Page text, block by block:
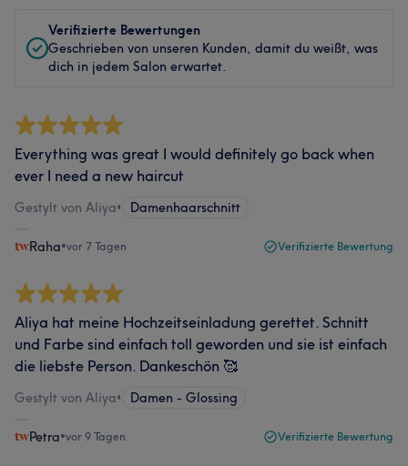
Verifizierte Bewertungen
Geschrieben von unseren Kunden, damit du weißt, was
dich in jedem Salon erwartet.
Everything was great I would definitely go back when
ever I need a new haircut
Gestylt von Aliya• Damenhaarschnitt
Raha•vor 7 Tagen Verifizierte Bewertung
Aliya hat meine Hochzeitseinladung gerettet. Schnitt
und Farbe sind einfach toll geworden und sie ist einfach
die liebste Person. Dankeschön 🥰
Gestylt von Aliya• Damen - Glossing
Petra•vor 9 Tagen Verifizierte Bewertung